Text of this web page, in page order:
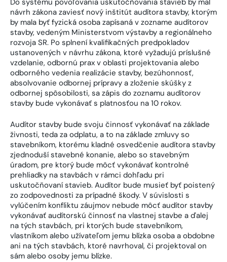
návrh zákona zaviesť nový inštitút audítora stavby, ktorým
by mala byť fyzická osoba zapísaná v zozname audítorov
stavby, vedeným Ministerstvom výstavby a regionálneho
rozvoja SR. Po splnení kvalifikačných predpokladov
ustanovených v návrhu zákona, ktoré vyžadujú príslušné
vzdelanie, odbornú prax v oblasti projektovania alebo
odborného vedenia realizácie stavby, bezúhonnosť,
absolvovanie odbornej prípravy a zloženie skúšky z
odbornej spôsobilosti, sa zápis do zoznamu audítorov
stavby bude vykonávať s platnosťou na 10 rokov.
Audítor stavby bude svoju činnosť vykonávať na základe
živnosti, teda za odplatu, a to na základe zmluvy so
stavebníkom, ktorému kladné osvedčenie audítora stavby
zjednoduší stavebné konanie, alebo so stavebným
úradom, pre ktorý bude môcť vykonávať kontrolné
prehliadky na stavbách v rámci dohľadu pri
uskutočňovaní stavieb. Audítor bude musieť byť poistený
zo zodpovednosti za prípadné škody. V súvislosti s
vylúčením konfliktu záujmov nebude môcť audítor stavby
vykonávať audítorskú činnosť na vlastnej stavbe a ďalej
na tých stavbách, pri ktorých bude stavebníkom,
vlastníkom alebo užívateľom jemu blízka osoba a obdobne
ani na tých stavbách, ktoré navrhoval, či projektoval on
sám alebo osoby jemu blízke.